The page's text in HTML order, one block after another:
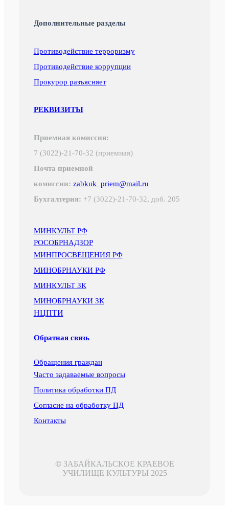
Дополнительные разделы
Противодействие терроризму
Противодействие коррупции
Прокурор разъясняет
РЕКВИЗИТЫ
Приемная комиссия:
7 (3022)-21-70-32 (приемная)
Почта приемной
комиссии: zabkuk_priem@mail.ru
Бухгалтерия: +7 (3022)-21-70-32, доб. 205
МИНКУЛЬТ РФ
РОСОБРНАДЗОР
МИНПРОСВЕЩЕНИЯ РФ
МИНОБРНАУКИ РФ
МИНКУЛЬТ ЗК
МИНОБРНАУКИ ЗК
НЦПТИ
Обратная связь
Обращения граждан
Часто задаваемые вопросы
Политика обработки ПД
Согласие на обработку ПД
Контакты
©ЗАБАЙКАЛЬСКОЕ КРАЕВОЕ
УЧИЛИЩЕ КУЛЬТУРЫ 2025